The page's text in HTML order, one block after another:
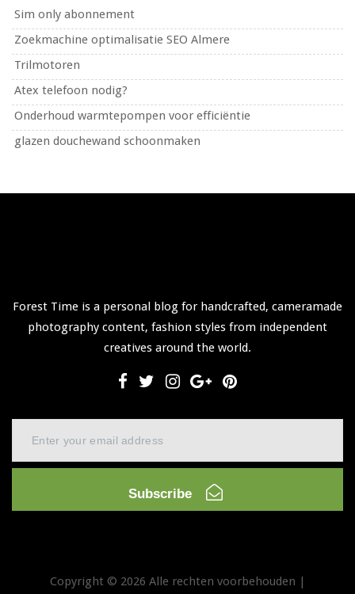
Sim only abonnement
Zoekmachine optimalisatie SEO Almere
Trilmotoren
Atex telefoon nodig?
Onderhoud warmtepompen voor efficiëntie
glazen douchewand schoonmaken
Forest Time is a personal blog for handcrafted, cameramade
photography content, fashion styles from independent
creatives around the world.
Subscribe
Copyright © 2026 Alle rechten voorbehouden |